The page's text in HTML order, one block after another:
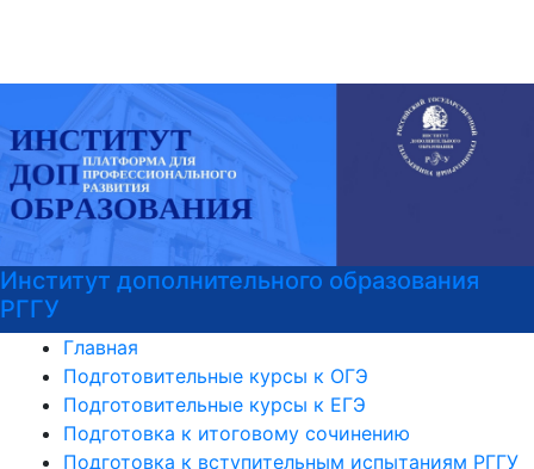
Институт дополнительного образования
РГГУ
Главная
Подготовительные курсы к ОГЭ
Подготовительные курсы к ЕГЭ
Подготовка к итоговому сочинению
Подготовка к вступительным испытаниям РГГУ